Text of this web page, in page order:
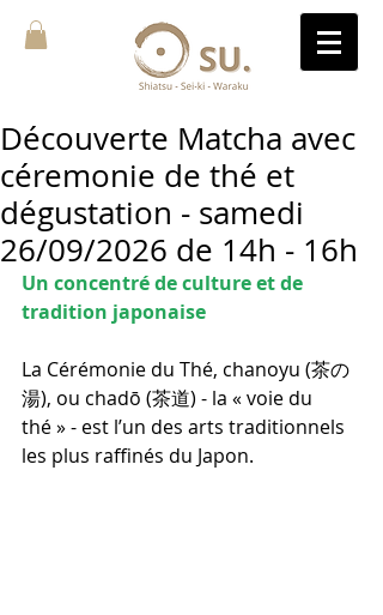
Découverte Matcha avec
céremonie de thé et
dégustation - samedi
26/09/2026 de 14h - 16h
Un concentré de culture et de
tradition japonaise
La Cérémonie du Thé, chanoyu (茶の
湯), ou chadō (茶道) - la « voie du
thé » - est l’un des arts traditionnels
les plus raffinés du Japon.